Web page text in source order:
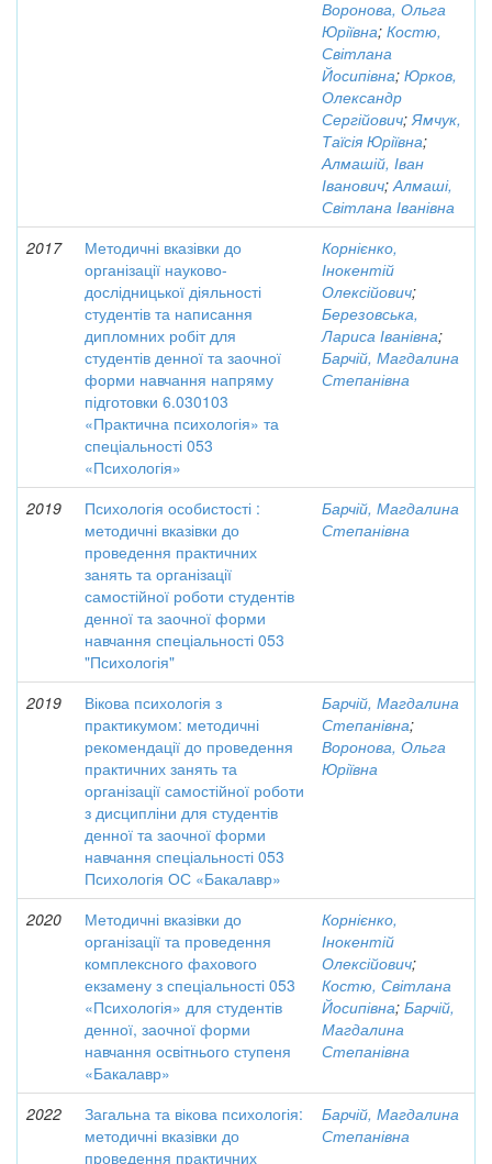
Воронова, Ольга
Юріївна; Костю,
Світлана
Йосипівна; Юрков,
Олександр
Сергійович;Ямчук,
Таїсія Юріївна;
Алмашій, Іван
Іванович;Алмаші,
Світлана Іванівна
2017
Методичні вказівки до
організації науково-
дослідницької діяльності
студентів та написання
дипломних робіт для
студентів денної та заочної
форми навчання напряму
підготовки 6.030103
«Практична психологія» та
спеціальності 053
«Психологія»
Корнієнко,
Інокентій
Олексійович;
Березовська,
Лариса Іванівна;
Барчій, Магдалина
Степанівна
2019
Психологія особистості :
методичні вказівки до
проведення практичних
занять та організації
самостійної роботи студентів
денної та заочної форми
навчання спеціальності 053
"Психологія"
Барчій, Магдалина
Степанівна
2019
Вікова психологія з
практикумом: методичні
рекомендації до проведення
практичних занять та
організації самостійної роботи
з дисципліни для студентів
денної та заочної форми
навчання спеціальності 053
Психологія ОС «Бакалавр»
Барчій, Магдалина
Степанівна;
Воронова, Ольга
Юріївна
2020
Методичні вказівки до
організації та проведення
комплексного фахового
екзамену з спеціальності 053
«Психологія» для студентів
денної, заочної форми
навчання освітнього ступеня
«Бакалавр»
Корнієнко,
Інокентій
Олексійович;
Костю, Світлана
Йосипівна; Барчій,
Магдалина
Степанівна
2022
Загальна та вікова психологія:
методичні вказівки до
проведення практичних
Барчій, Магдалина
Степанівна